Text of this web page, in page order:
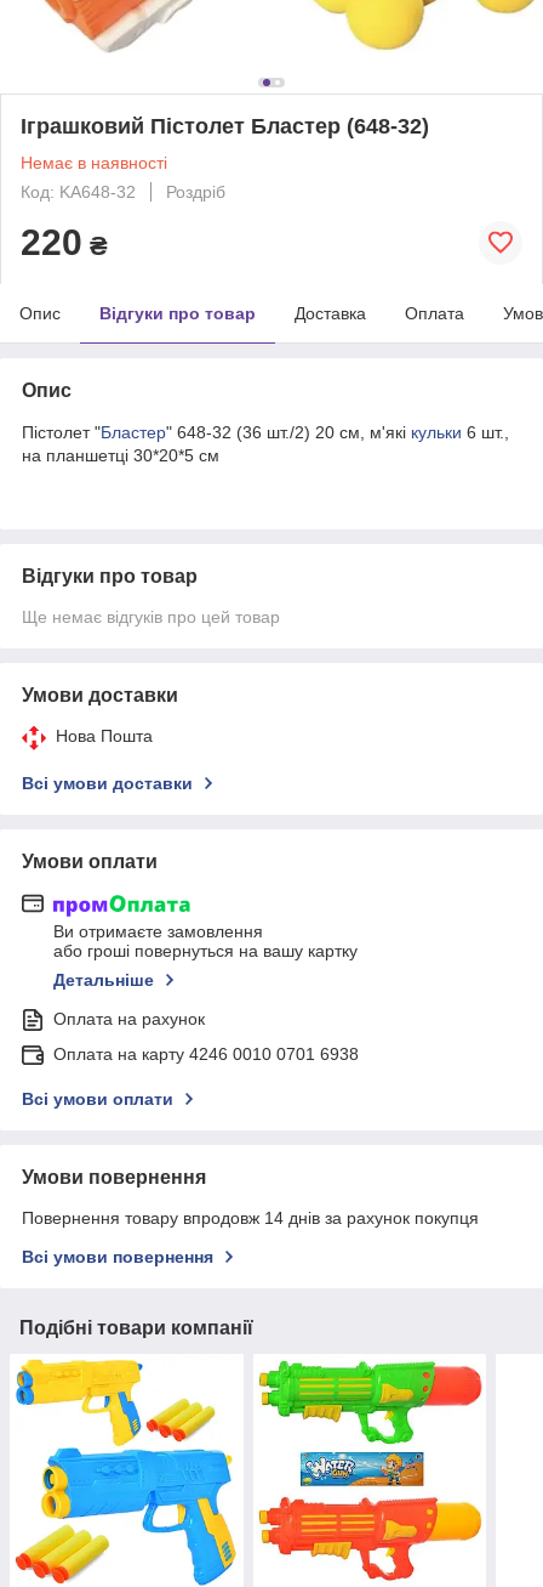
Іграшковий Пістолет Бластер (648-32)
Немає в наявності
Код: KA648-32
Роздріб
220 ₴
Опис Відгуки про товар Доставка Оплата
Опис
Пістолет "Бластер" 648-32 (36 шт./2) 20 см, м'які кульки 6 шт.,
на планшетці 30*20*5 см
Відгуки про товар
Ще немає відгуків про цей товар
Умови доставки
Нова Пошта
Всі умови доставки
Умови оплати
Ви отримаєте замовлення
або гроші повернуться на вашу картку
Детальніше
Оплата на рахунок
Оплата на карту 4246 0010 0701 6938
Всі умови оплати
Умови повернення
Повернення товару впродовж 14 днів за рахунок покупця
Всі умови повернення
Подібні товари компанії